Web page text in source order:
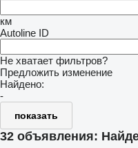
км
Autoline ID
Не хватает фильтров?
Предложить изменение
Найдено:
-
показать
32 объявления: